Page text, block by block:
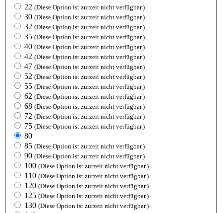
22 (Diese Option ist zurzeit nicht verfügbar.)
30 (Diese Option ist zurzeit nicht verfügbar.)
32 (Diese Option ist zurzeit nicht verfügbar.)
35 (Diese Option ist zurzeit nicht verfügbar.)
40 (Diese Option ist zurzeit nicht verfügbar.)
42 (Diese Option ist zurzeit nicht verfügbar.)
47 (Diese Option ist zurzeit nicht verfügbar.)
52 (Diese Option ist zurzeit nicht verfügbar.)
55 (Diese Option ist zurzeit nicht verfügbar.)
62 (Diese Option ist zurzeit nicht verfügbar.)
68 (Diese Option ist zurzeit nicht verfügbar.)
72 (Diese Option ist zurzeit nicht verfügbar.)
75 (Diese Option ist zurzeit nicht verfügbar.)
80
85 (Diese Option ist zurzeit nicht verfügbar.)
90 (Diese Option ist zurzeit nicht verfügbar.)
100 (Diese Option ist zurzeit nicht verfügbar.)
110 (Diese Option ist zurzeit nicht verfügbar.)
120 (Diese Option ist zurzeit nicht verfügbar.)
125 (Diese Option ist zurzeit nicht verfügbar.)
130 (Diese Option ist zurzeit nicht verfügbar.)